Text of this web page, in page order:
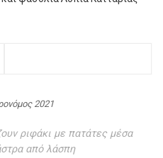
ριφάκι με πατάτες μέσα
από λάσπη